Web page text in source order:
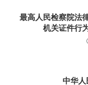
最高人民检察院法
机关证件行
中华